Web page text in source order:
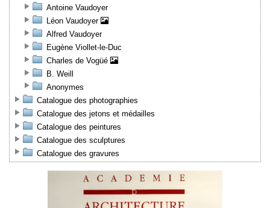
Antoine Vaudoyer
Léon Vaudoyer
Alfred Vaudoyer
Eugène Viollet-le-Duc
Charles de Vogüé
B. Weill
Anonymes
Catalogue des photographies
Catalogue des jetons et médailles
Catalogue des peintures
Catalogue des sculptures
Catalogue des gravures